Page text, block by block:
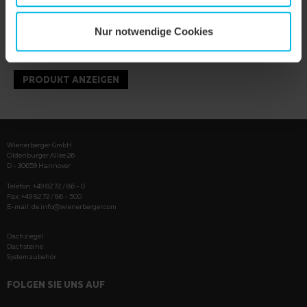
Nur notwendige Cookies
PRODUKT ANZEIGEN
Wienerberger GmbH
Oldenburger Allee 26
D - 30659 Hannover
Telefon: +49 82 72 / 86 - 0
Fax: +49 82 72 / 86 - 500
E-mail: de.info@wienerberger.com
Dachziegel
Dachsteine
Systemzubehör
FOLGEN SIE UNS AUF